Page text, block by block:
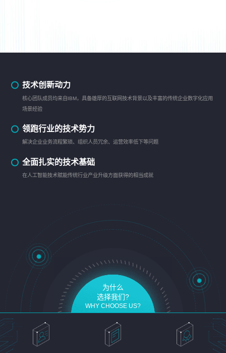
技术创新动力
核心团队成员均来自IBM，具备雄厚的互联网技术背景以及丰富的传统企业数字化应用
场景经验
领跑行业的技术势力
解决企业业务流程繁琐、组织人员冗余、运营效率低下等问题
全面扎实的技术基础
在人工智能技术赋能传统行业产业升级方面获得的相当成就
为什么
选择我们?
WHY CHOOSE US?